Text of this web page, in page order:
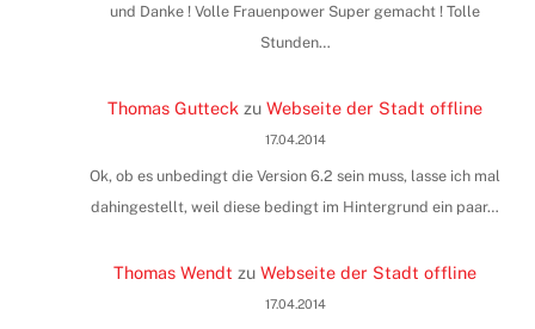
und Danke ! Volle Frauenpower Super gemacht ! Tolle
Stunden…
Thomas Gutteck zuWebseite der Stadt offline
17.04.2014
Ok, ob es unbedingt die Version 6.2 sein muss, lasse ich mal
dahingestellt, weil diese bedingt im Hintergrund ein paar…
Thomas Wendt zuWebseite der Stadt offline
17.04.2014